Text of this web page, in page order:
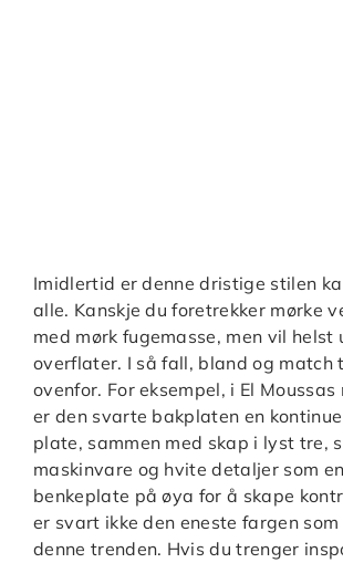
Imidlertid er denne dristige stilen
alle. Kanskje du foretrekker mørke
med mørk fugemasse, men vil helst
overflater. I så fall, bland og match
ovenfor. For eksempel, i El Moussas
er den svarte bakplaten en
plate, sammen med skap i lyst tre,
maskinvare og hvite detaljer som
benkeplate på øya for å skape
er svart ikke den eneste fargen
denne trenden. Hvis du trenger